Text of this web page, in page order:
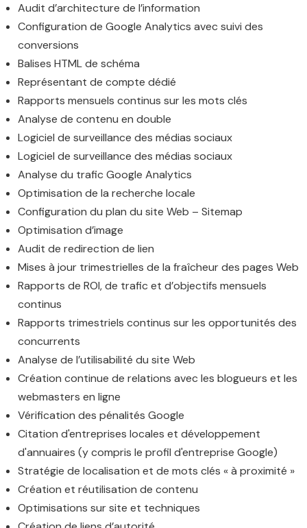
Audit d’architecture de l’information
Configuration de Google Analytics avec suivi des
conversions
Balises HTML de schéma
Représentant de compte dédié
Rapports mensuels continus sur les mots clés
Analyse de contenu en double
Logiciel de surveillance des médias sociaux
Logiciel de surveillance des médias sociaux
Analyse du trafic Google Analytics
Optimisation de la recherche locale
Configuration du plan du site Web – Sitemap
Optimisation d’image
Audit de redirection de lien
Mises à jour trimestrielles de la fraîcheur des pages Web
Rapports de ROI, de trafic et d’objectifs mensuels
continus
Rapports trimestriels continus sur les opportunités des
concurrents
Analyse de l’utilisabilité du site Web
Création continue de relations avec les blogueurs et les
webmasters en ligne
Vérification des pénalités Google
Citation d'entreprises locales et développement
d'annuaires (y compris le profil d'entreprise Google)
Stratégie de localisation et de mots clés « à proximité »
Création et réutilisation de contenu
Optimisations sur site et techniques